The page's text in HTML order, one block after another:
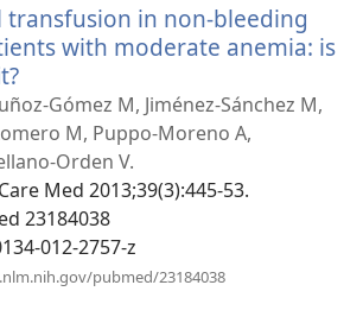
janela)
transfusion in non-bleeding
with moderate anemia: is
uma
nova
janela)
Gómez M, Jiménez-Sánchez M,
M, Puppo-Moreno A,
Orden V.
Med 2013;39(3):445-53.
23184038
012-2757-z
pubmed/23184038